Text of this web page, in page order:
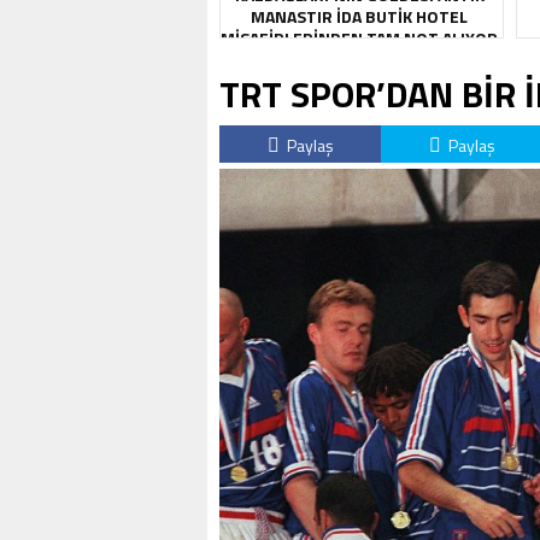
MANASTIR İDA BUTIK HOTEL
MISAFIRLERINDEN TAM NOT ALIYOR
TRT SPOR’DAN
Paylaş Paylaş